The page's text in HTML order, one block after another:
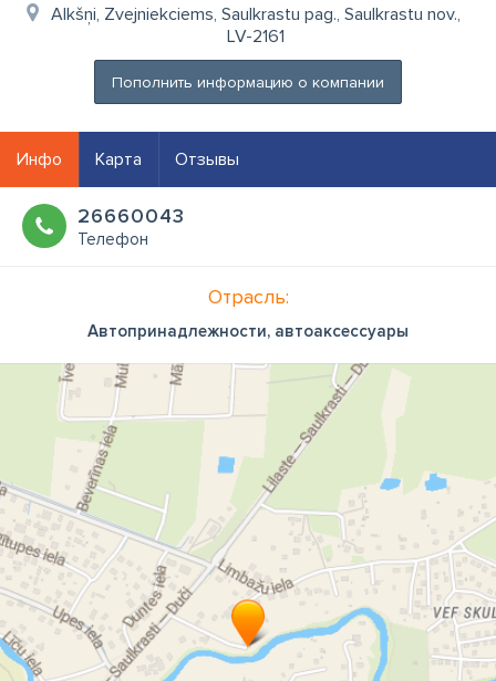
Alkšņi, Zvejniekciems, Saulkrastu pag., Saulkrastu nov.,
LV-2161
Пополнить информацию о компании
Инфо Карта Отзывы
26660043
Телефон
Отрасль:
Автопринадлежности, автоаксессуары